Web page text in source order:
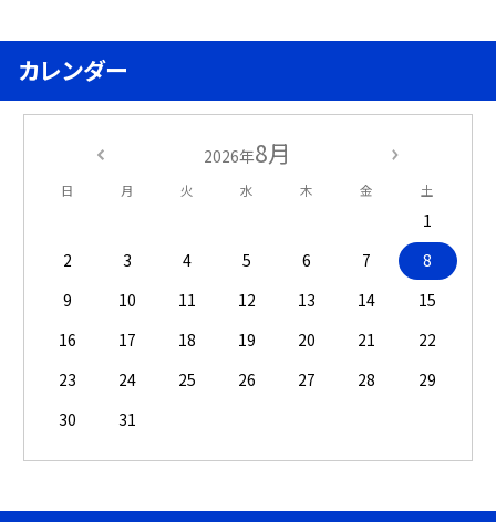
カレンダー
2026年8月
日 月 火 水 木 金 土
1
2
3 4 5 6 7
8
9
10 11 12 13 14
15
16
17 18 19 20 21
22
23
24 25 26 27 28
29
30
31